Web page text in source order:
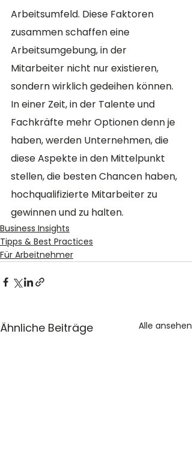
Arbeitsumfeld. Diese Faktoren
zusammen schaffen eine
Arbeitsumgebung, in der
Mitarbeiter nicht nur existieren,
sondern wirklich gedeihen können.
In einer Zeit, in der Talente und
Fachkräfte mehr Optionen denn je
haben, werden Unternehmen, die
diese Aspekte in den Mittelpunkt
stellen, die besten Chancen haben,
hochqualifizierte Mitarbeiter zu
gewinnen und zu halten.
Business Insights
Tipps & Best Practices
Für Arbeitnehmer
Ähnliche Beiträge Alle ansehen